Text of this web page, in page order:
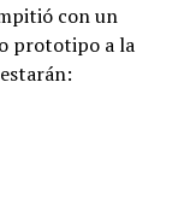
con un
prototipo a la
estarán: